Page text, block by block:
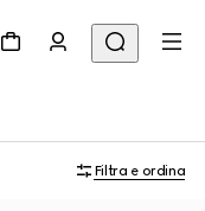
Filtra e ordina